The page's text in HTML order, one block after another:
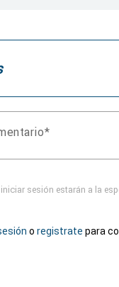
sesión estarán a la
o registrate para